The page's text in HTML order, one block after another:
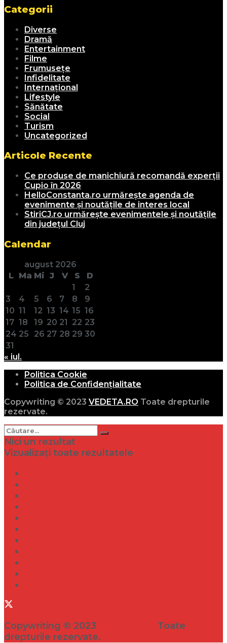
Categorii
Diverse
Dramă
Entertainment
Filme
Frumusețe
Infidelitate
Internațional
Lifestyle
Sănătate
Social
Turism
Uncategorized
Articole Recente
Ce produse de manichiură recomandă experții
Cupio în 2026
HelloConstanta.ro urmărește agenda de
evenimente și noutățile de interes local
StiriCJ.ro urmărește evenimentele și noutățile
din județul Cluj
Calendar
august 2026
L Ma Mi J V S
D
1
2
3
4 5 6 7 8
9
10 11 12 13 14 15 16
17 18 19 20 21 22 23
24 25 26 27 28 29 30
31
« iul.
Politica Cookie
Politica de Confidențialitate
Copywriting © 2023 VEDETA.RO Toate drepturile
rezervate.
Nici un rezultat
Vizualizați toate rezultatele
Copywriting © 2023
Toate
drepturile rezervate.